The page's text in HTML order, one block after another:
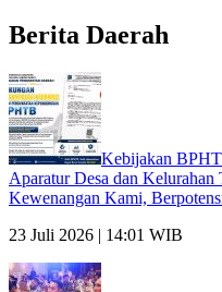
Berita Daerah
Kebijakan
Aparatur Desa dan
Kewenangan Kami,
23 Juli 2026 | 14:01 WIB